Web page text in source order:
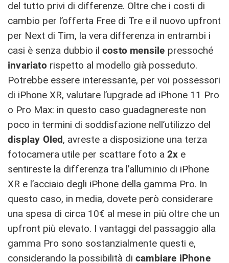
del tutto privi di differenze. Oltre che i costi di
cambio per l’offerta Free di Tre e il nuovo upfront
per Next di Tim, la vera differenza in entrambi i
casi è senza dubbio il costo mensile pressoché
invariato rispetto al modello già posseduto.
Potrebbe essere interessante, per voi possessori
di iPhone XR, valutare l’upgrade ad iPhone 11 Pro
o Pro Max: in questo caso guadagnereste non
poco in termini di soddisfazione nell’utilizzo del
display Oled, avreste a disposizione una terza
fotocamera utile per scattare foto a 2x e
sentireste la differenza tra l’alluminio di iPhone
XR e l’acciaio degli iPhone della gamma Pro. In
questo caso, in media, dovete però considerare
una spesa di circa 10€ al mese in più oltre che un
upfront più elevato. I vantaggi del passaggio alla
gamma Pro sono sostanzialmente questi e,
considerando la possibilità di cambiare iPhone